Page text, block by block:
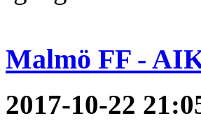
Malmö FF -
2017-10-22